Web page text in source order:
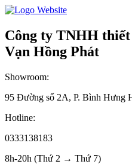
Công ty TNHH
Vạn Hồng Phát
Showroom:
95 Đường số 2A, P. Bình Hưng
Hotline:
0333138183
8h-20h (Thứ 2 → Thứ 7)